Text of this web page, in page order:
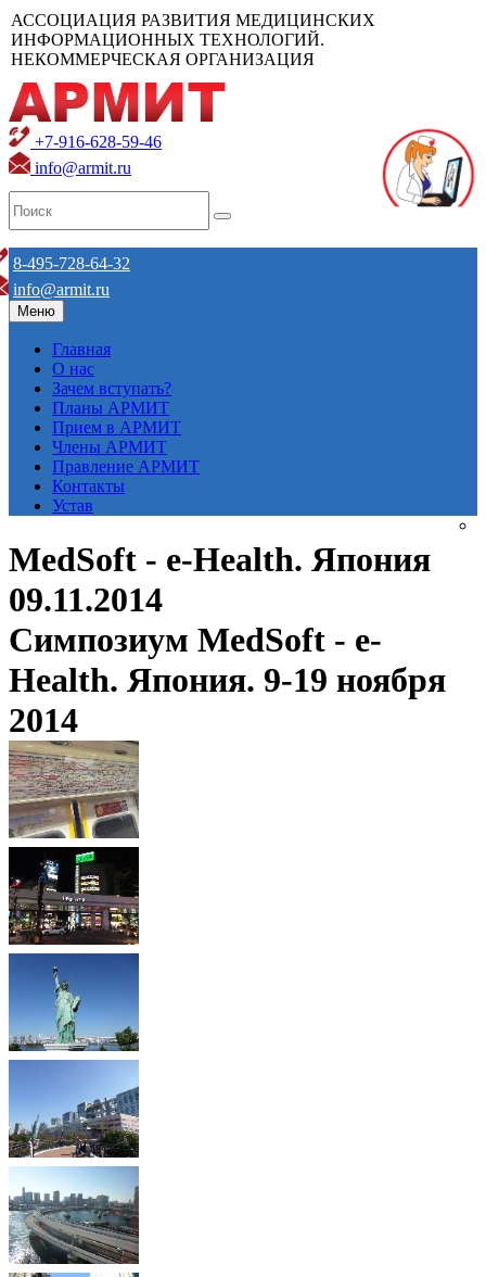
АССОЦИАЦИЯ РАЗВИТИЯ МЕДИЦИНСКИХ
ИНФОРМАЦИОННЫХ ТЕХНОЛОГИЙ.
НЕКОММЕРЧЕСКАЯ ОРГАНИЗАЦИЯ
+7-916-628-59-46
info@armit.ru
8-495-728-64-32
info@armit.ru
Меню
Главная
О нас
Зачем вступать?
Планы АРМИТ
Прием в АРМИТ
Члены АРМИТ
Правление АРМИТ
Контакты
Устав
MedSoft - e-Health. Япония
09.11.2014
Симпозиум MedSoft - e-
Health. Япония. 9-19 ноября
2014